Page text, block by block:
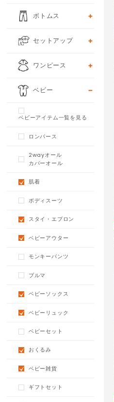
ボトムス
セットアップ
ワンピース
ベビー
ベビーアイテム一覧を見る
ロンパース
2wayオール
カバーオール
肌着
ボディスーツ
スタイ・エプロン
ベビーアウター
モンキーパンツ
ブルマ
ベビーソックス
ベビーリュック
ベビーセット
おくるみ
ベビー雑貨
ギフトセット